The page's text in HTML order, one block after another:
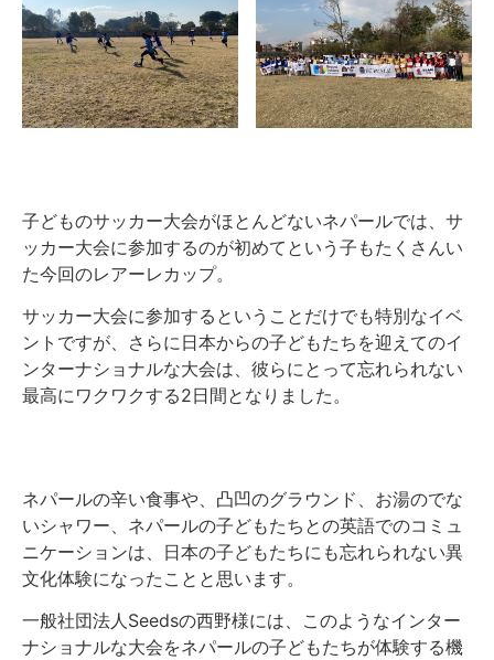
子どものサッカー大会がほとんどないネパールでは、サ
ッカー大会に参加するのが初めてという子もたくさんい
た今回のレアーレカップ。
サッカー大会に参加するということだけでも特別なイベ
ントですが、さらに日本からの子どもたちを迎えてのイ
ンターナショナルな大会は、彼らにとって忘れられない
最高にワクワクする2日間となりました。
ネパールの辛い食事や、凸凹のグラウンド、お湯のでな
いシャワー、ネパールの子どもたちとの英語でのコミュ
ニケーションは、日本の子どもたちにも忘れられない異
文化体験になったことと思います。
一般社団法人Seedsの西野様には、このようなインター
ナショナルな大会をネパールの子どもたちが体験する機